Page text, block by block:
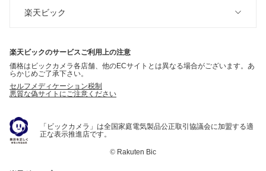
楽天ビック
楽天ビックのサービスご利用上の注意
価格はビックカメラ各店舗、他のECサイトとは異なる場合がございます。あ
らかじめご了承下さい。
セルフメディケーション税制
悪質な偽サイトにご注意ください
「ビックカメラ」は全国家庭電気製品公正取引協議会に加盟する適
正な表示推進店です。
© Rakuten Bic